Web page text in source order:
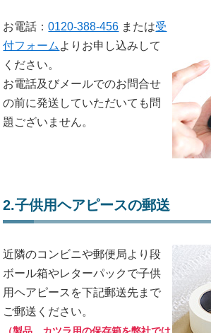
お電話：0120-388-456 または受
付フォームよりお申し込みして
ください。
お電話及びメールでのお問合せ
の前に発送していただいても問
題ございません。
2.子供用ヘアピースの郵送
近隣のコンビニや郵便局より段
ボール箱やレターパックで子供
用ヘアピースを下記郵送先まで
ご郵送ください。